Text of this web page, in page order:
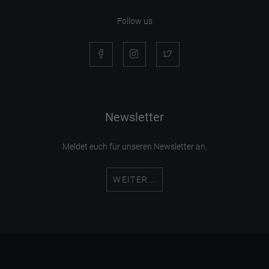
Follow us
Newsletter
Meldet euch für unseren Newsletter an.
WEITER...